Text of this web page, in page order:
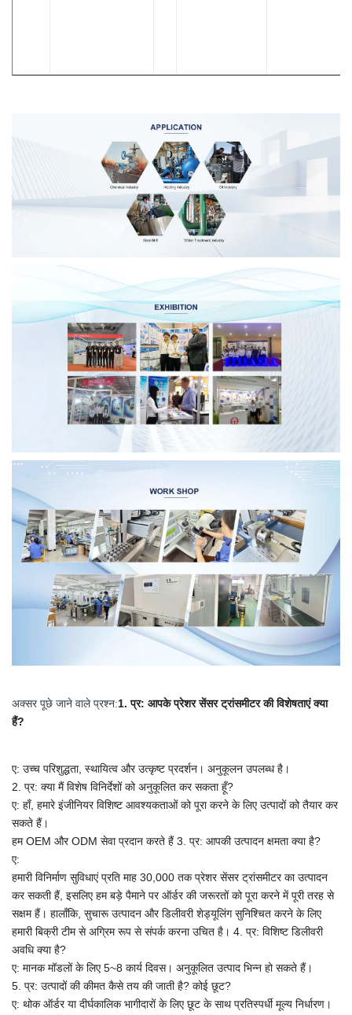
अक्सर पूछे जाने वाले प्रश्न:1. प्र: आपके प्रेशर सेंसर ट्रांसमीटर की विशेषताएं क्या
हैं?
ए: उच्च परिशुद्धता, स्थायित्व और उत्कृष्ट प्रदर्शन। अनुकूलन उपलब्ध है।
2. प्र: क्या मैं विशेष विनिर्देशों को अनुकूलित कर सकता हूँ?
ए: हाँ, हमारे इंजीनियर विशिष्ट आवश्यकताओं को पूरा करने के लिए उत्पादों को तैयार कर
सकते हैं।
हम OEM और ODM सेवा प्रदान करते हैं 3. प्र: आपकी उत्पादन क्षमता क्या है?
ए:
हमारी विनिर्माण सुविधाएं प्रति माह 30,000 तक प्रेशर सेंसर ट्रांसमीटर का उत्पादन
कर सकती हैं, इसलिए हम बड़े पैमाने पर ऑर्डर की जरूरतों को पूरा करने में पूरी तरह से
सक्षम हैं। हालाँकि, सुचारू उत्पादन और डिलीवरी शेड्यूलिंग सुनिश्चित करने के लिए
हमारी बिक्री टीम से अग्रिम रूप से संपर्क करना उचित है। 4. प्र: विशिष्ट डिलीवरी
अवधि क्या है?
ए: मानक मॉडलों के लिए 5~8 कार्य दिवस। अनुकूलित उत्पाद भिन्न हो सकते हैं।
5. प्र: उत्पादों की कीमत कैसे तय की जाती है? कोई छूट?
ए: थोक ऑर्डर या दीर्घकालिक भागीदारों के लिए छूट के साथ प्रतिस्पर्धी मूल्य निर्धारण।